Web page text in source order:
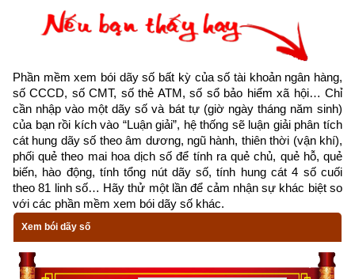
- Dịch vụ mở số tài khoản trùng với CMT, CCCD: miễn phí
- Dịch vụ mở số tài khoản tự chọn (có thu phí): chọn được tất
cả các số chỉ có ngân hàng MB, SHB và VP bank còn các
ngân hàng khác chỉ cho chọn một vài số như sau: Vietinbank
(tối đa 9 số trong 12 số, MSB (tối đa 6 số trong 12 số), OCB
(tối đa 9 số trong 16 số), TPBank (tối đa 3 số trong 11 số),
Nam A Bank (tối đa 6 số trong 16 số), PG Bank (tối đa 10 số
trong 13 số), Sacombank (tối đa 4 số trong 12 số), SCB (tối đa
10 số trong 11 số), LienVietPostBank (tối đa 10 số trong 12
số), PVcomBank (tối đa 9 số trong 12 số),  Oceanbank (tối đa
Phần mềm xem bói dãy số bất kỳ của số tài khoản ngân hàng,
số CCCD, số CMT, số thẻ ATM, số sổ bảo hiểm xã hội… Chỉ
cần nhập vào một dãy số và bát tự (giờ ngày tháng năm sinh)
của bạn rồi kích vào “Luận giải”, hệ thống sẽ luận giải phân tích
cát hung dãy số theo âm dương, ngũ hành, thiên thời (vận khí),
phối quẻ theo mai hoa dịch số để tính ra quẻ chủ, quẻ hỗ, quẻ
biến, hào động, tính tổng nút dãy số, tính hung cát 4 số cuối
theo 81 linh số… Hãy thử một lần để cảm nhận sự khác biệt so
với các phần mềm xem bói dãy số khác.
Xem bói dãy số